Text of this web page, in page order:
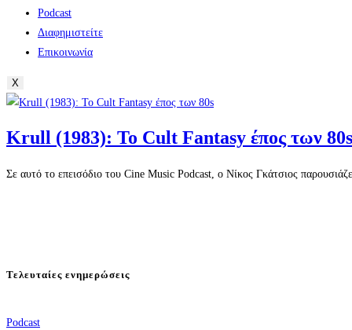
Podcast
Διαφημιστείτε
Επικοινωνία
X
Krull (1983): Το Cult Fantasy έπος των 80s
Σε αυτό το επεισόδιο του Cine Music Podcast, ο Νίκος Γκάτσιος
Τελευταίες ενημερώσεις
Podcast